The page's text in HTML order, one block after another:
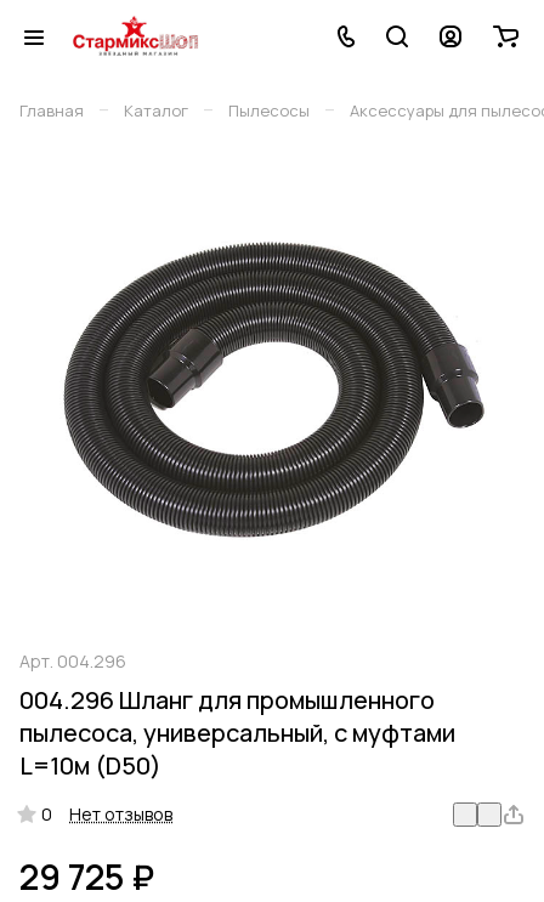
Главная – Каталог – Пылесосы – Аксессуары для
Арт. 004.296
004.296 Шланг для промышленного
пылесоса, универсальный, с муфтами
L=10м (D50)
0 Нет отзывов
29 725 ₽